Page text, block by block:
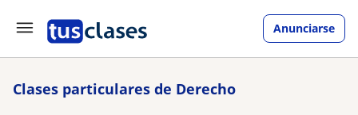
Anunciarse
Clases particulares de Derecho